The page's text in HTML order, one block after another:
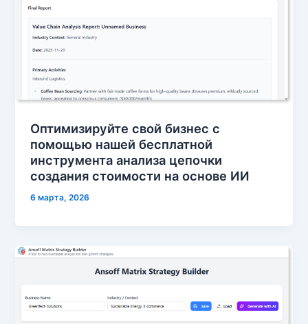
Оптимизируйте свой бизнес с
помощью нашей бесплатной
инструмента анализа цепочки
создания стоимости на основе ИИ
6 марта, 2026